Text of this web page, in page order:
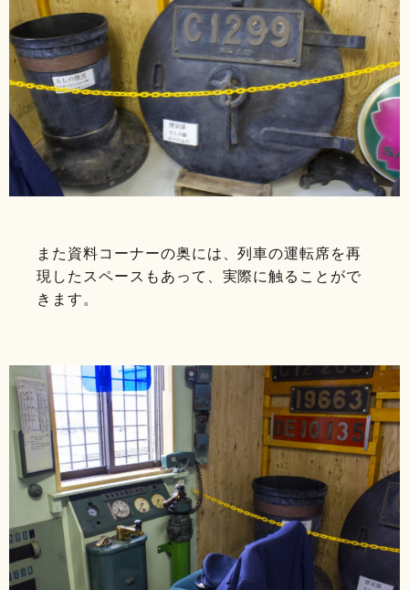
また資料コーナーの奥には、列車の運転席を再
現したスペースもあって、実際に触ることがで
きます。